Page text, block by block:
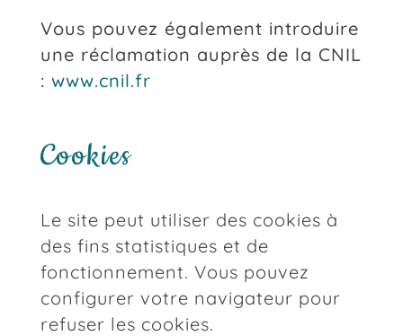
Vous pouvez également introduire
une réclamation auprès de la CNIL
: www.cnil.fr
Cookies
Le site peut utiliser des cookies à
des fins statistiques et de
fonctionnement. Vous pouvez
configurer votre navigateur pour
refuser les cookies.